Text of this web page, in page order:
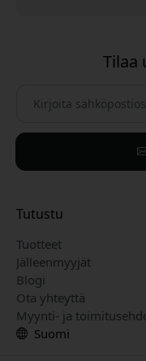
Tilaa
Tutustu
Tuotteet
Jälleenmyyjät
Blogi
Ota yhteyttä
Myynti- ja
Suomi